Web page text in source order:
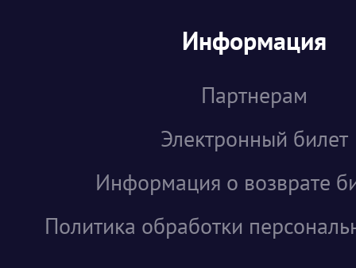
Информация
Партнерам
Электронный билет
Информация о возврате
Политика обработки